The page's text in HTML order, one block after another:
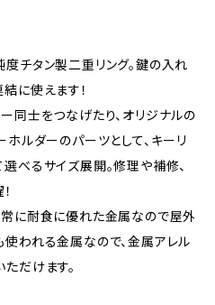
チタン製二重リング。鍵の入れ
に使えます！
同士をつなげたり、オリジナルの
ホルダーのパーツとして、キーリ
べるサイズ展開。修理や補修、
に耐食に優れた金属なので屋外
われる金属なので、金属アレル
だけます。